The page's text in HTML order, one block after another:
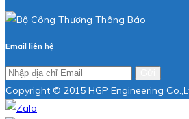
Email liên hệ
Copyright © 2015 HGP Engineering